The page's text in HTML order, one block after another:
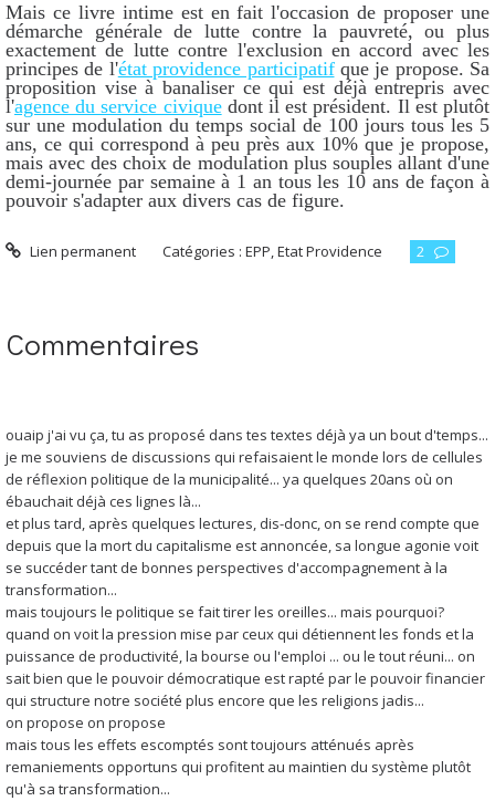
Mais ce livre intime est en fait l'occasion de proposer une
démarche générale de lutte contre la pauvreté, ou plus
exactement de lutte contre l'exclusion en accord avec les
principes de l'état providence participatifque je propose. Sa
proposition vise à banaliser ce qui est déjà entrepris avec
l'agence du service civiquedont il est président. Il est plutôt
sur une modulation du temps social de 100 jours tous les 5
ans, ce qui correspond à peu près aux 10% que je propose,
mais avec des choix de modulation plus souples allant d'une
demi-journée par semaine à 1 an tous les 10 ans de façon à
pouvoir s'adapter aux divers cas de figure.
Lien permanent Catégories :EPP,Etat Providence 2
Commentaires
ouaip j'ai vu ça, tu as proposé dans tes textes déjà ya un bout d'temps...
je me souviens de discussions qui refaisaient le monde lors de cellules
de réflexion politique de la municipalité... ya quelques 20ans où on
ébauchait déjà ces lignes là...
et plus tard, après quelques lectures, dis-donc, on se rend compte que
depuis que la mort du capitalisme est annoncée, sa longue agonie voit
se succéder tant de bonnes perspectives d'accompagnement à la
transformation...
mais toujours le politique se fait tirer les oreilles... mais pourquoi?
quand on voit la pression mise par ceux qui détiennent les fonds et la
puissance de productivité, la bourse ou l'emploi ... ou le tout réuni... on
sait bien que le pouvoir démocratique est rapté par le pouvoir financier
qui structure notre société plus encore que les religions jadis...
on propose on propose
mais tous les effets escomptés sont toujours atténués après
remaniements opportuns qui profitent au maintien du système plutôt
qu'à sa transformation...